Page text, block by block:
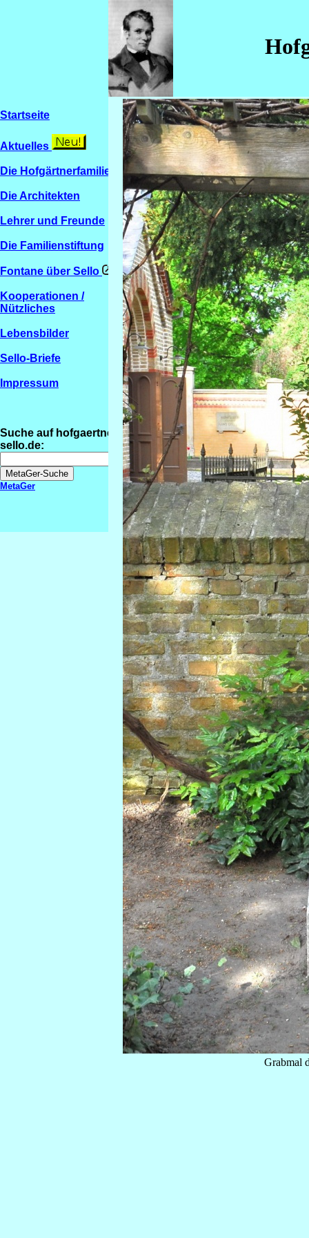
Startseite
Aktuelles
Die Hofgärtnerfamilien
Die Architekten
Lehrer und Freunde
Die Familienstiftung
Fontane über Sello
Kooperationen /
Nützliches
Lebensbilder
Sello-Briefe
Impressum
Suche auf hofgaertner-
sello.de:
MetaGer
Grabmal